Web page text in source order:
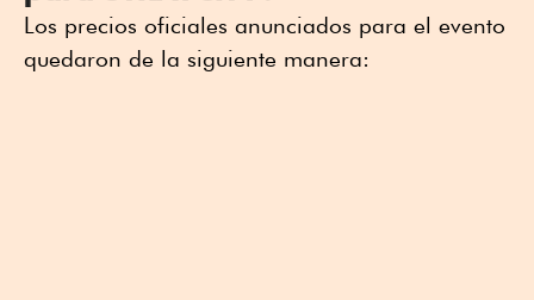
Los precios oficiales anunciados para el evento
quedaron de la siguiente manera: